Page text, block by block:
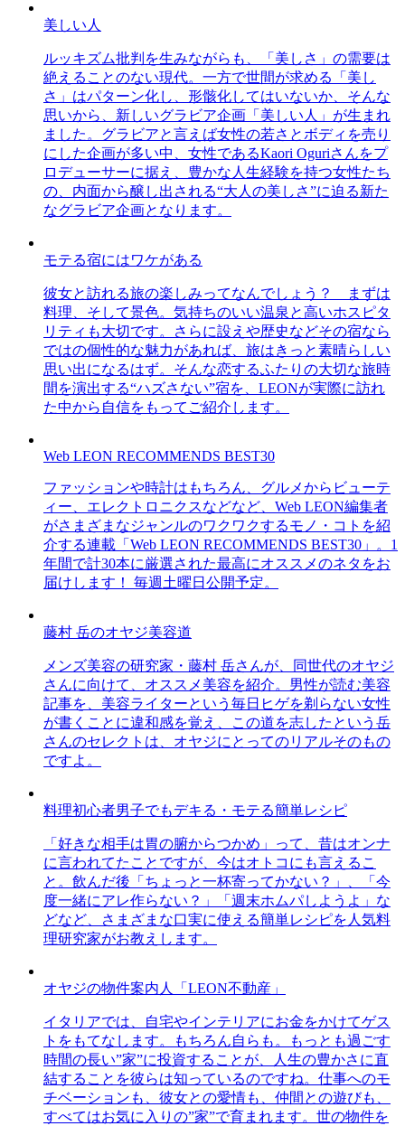
美しい人
ルッキズム批判を生みながらも、「美しさ」の需要は
絶えることのない現代。一方で世間が求める「美し
さ」はパターン化し、形骸化してはいないか、そんな
思いから、新しいグラビア企画「美しい人」が生まれ
ました。グラビアと言えば女性の若さとボディを売り
にした企画が多い中、女性であるKaori Oguriさんをプ
ロデューサーに据え、豊かな人生経験を持つ女性たち
の、内面から醸し出される“大人の美しさ”に迫る新た
なグラビア企画となります。
モテる宿にはワケがある
彼女と訪れる旅の楽しみってなんでしょう？ まずは
料理、そして景色。気持ちのいい温泉と高いホスピタ
リティも大切です。さらに設えや歴史などその宿なら
ではの個性的な魅力があれば、旅はきっと素晴らしい
思い出になるはず。そんな恋するふたりの大切な旅時
間を演出する“ハズさない”宿を、LEONが実際に訪れ
た中から自信をもってご紹介します。
Web LEON RECOMMENDS BEST30
ファッションや時計はもちろん、グルメからビューテ
ィー、エレクトロニクスなどなど、Web LEON編集者
がさまざまなジャンルのワクワクするモノ・コトを紹
介する連載「Web LEON RECOMMENDS BEST30」。1
年間で計30本に厳選された最高にオススメのネタをお
届けします！ 毎週土曜日公開予定。
藤村 岳のオヤジ美容道
メンズ美容の研究家・藤村 岳さんが、同世代のオヤジ
さんに向けて、オススメ美容を紹介。男性が読む美容
記事を、美容ライターという毎日ヒゲを剃らない女性
が書くことに違和感を覚え、この道を志したという岳
さんのセレクトは、オヤジにとってのリアルそのもの
ですよ。
料理初心者男子でもデキる・モテる簡単レシピ
「好きな相手は胃の腑からつかめ」って、昔はオンナ
に言われてたことですが、今はオトコにも言えるこ
と。飲んだ後「ちょっと一杯寄ってかない？」、「今
度一緒にアレ作らない？」「週末ホムパしようよ」な
どなど、さまざまな口実に使える簡単レシピを人気料
理研究家がお教えします。
オヤジの物件案内人「LEON不動産」
イタリアでは、自宅やインテリアにお金をかけてゲス
トをもてなします。もちろん自らも。もっとも過ごす
時間の長い”家”に投資することが、人生の豊かさに直
結することを彼らは知っているのですね。仕事へのモ
チベーションも、彼女との愛情も、仲間との遊びも、
すべてはお気に入りの”家”で育まれます。世の物件を